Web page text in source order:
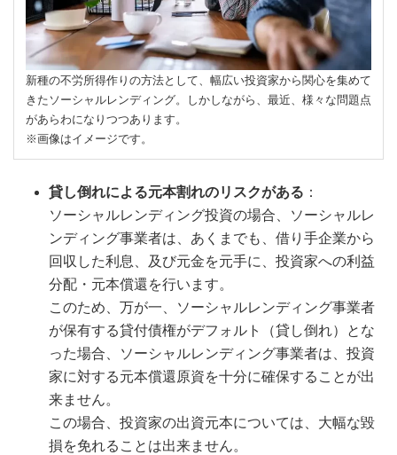
新種の不労所得作りの方法として、幅広い投資家から関心を集めて
きたソーシャルレンディング。しかしながら、最近、様々な問題点
があらわになりつつあります。
※画像はイメージです。
貸し倒れによる元本割れのリスクがある ：
ソーシャルレンディング投資の場合、ソーシャルレ
ンディング事業者は、あくまでも、借り手企業から
回収した利息、及び元金を元手に、投資家への利益
分配・元本償還を行います。
このため、万が一、ソーシャルレンディング事業者
が保有する貸付債権がデフォルト（貸し倒れ）とな
った場合、ソーシャルレンディング事業者は、投資
家に対する元本償還原資を十分に確保することが出
来ません。
この場合、投資家の出資元本については、大幅な毀
損を免れることは出来ません。